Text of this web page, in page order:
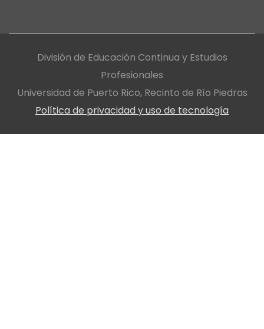
División de Educación Continua y Estudios
Profesionales
Universidad de Puerto Rico, Recinto de Río Piedras
Política de privacidad y uso de tecnología